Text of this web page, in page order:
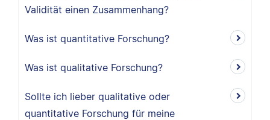
Validität einen Zusammenhang?
Was ist quantitative Forschung?
Was ist qualitative Forschung?
Sollte ich lieber qualitative oder
quantitative Forschung für meine